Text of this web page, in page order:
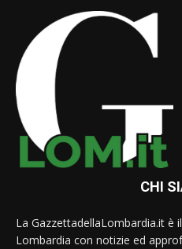
CHI
La GazzettadellaLombardia.it è
Lombardia con notizie ed